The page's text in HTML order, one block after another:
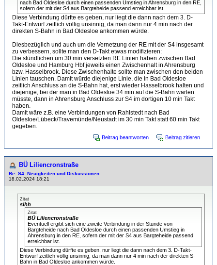
nach Bad Oldesloe durch einen passenden Umstieg in Ahrensburg in den RE,
sofern der mit der S4 aus Bargteheide passend erreichbar ist.
Diese Verbindung dürfte es geben, nur liegt die dann nach dem 3. D-
Takt-Entwurf zeitlich völlig unsinnig, da man dann nur 4 min nach der
direkten S-Bahn in Bad Oldesloe ankommen würde.
Diesbezüglich und auch um die Vernetzung der RE mit der S4 insgesamt
zu verbessern, sollte man den D-Takt etwas modifizieren:
Die stündlichen um 30 min versetzten RE Linien haben zwischen Bad
Oldesloe und Hamburg Hbf jeweils einen Zwischenhalt in Ahrensburg
bzw. Hasselbrook. Diese Zwischenhalte sollte man zwischen den beiden
Linien tauschen. Damit würde diejenige Linie, die in Bad Oldesloe
zeitlich Anschluss an die S-Bahn hat, erst wieder Hasselbrook halten und
diejenige, bei der man in Bad Oldesloe 34 min auf die S-Bahn warten
müsste, dann in Ahrensburg Anschluss zur S4 im dortigen 10 min Takt
haben.
Damit wäre z.B. eine Verbindungen von Rahlstedt nach Bad
Oldesloe/Lübeck/Travemünde/Neustadt im 30 min Takt statt 60 min Takt
gegeben.
Beitrag beantworten Beitrag zitieren
BÜ Liliencronstraße
Re: S4: Neuigkeiten und Diskussionen
18.02.2024 18:21
Zitat
slhh
Zitat
BÜ Liliencronstraße
Eventuell ergibt sich eine zweite Verbindung in der Stunde von
Bargteheide nach Bad Oldesloe durch einen passenden Umstieg in
Ahrensburg in den RE, sofern der mit der S4 aus Bargteheide passend
erreichbar ist.
Diese Verbindung dürfte es geben, nur liegt die dann nach dem 3. D-Takt-
Entwurf zeitlich völlig unsinnig, da man dann nur 4 min nach der direkten S-
Bahn in Bad Oldesloe ankommen würde.